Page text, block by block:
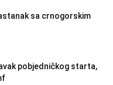
sa crnogorskim
pobjedničkog starta,